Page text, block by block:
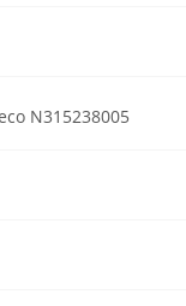
N315238005